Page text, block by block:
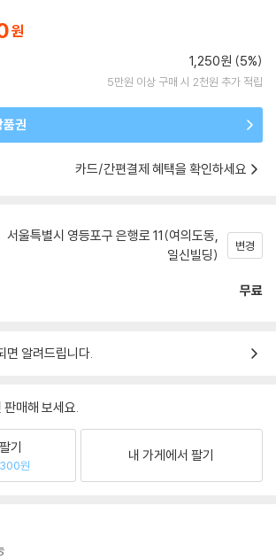
1,250원 (5%)
5만원 이상 구매 시 2천원 추가 적립
품권
카드/간편결제 혜택을 확인하세요
서울특별시 영등포구 은행로 11(여의도동,
일신빌딩)
변경
무료
알려드립니다.
매해 보세요.
기
원
내 가게에서 팔기